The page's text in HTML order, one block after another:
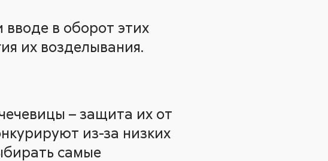
в оборот этих
их возделывания.
– защита их от
из-за низких
самые